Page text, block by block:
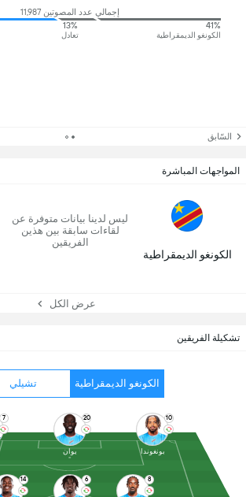
تشكيلة الفريقين
الكونغو الديمقراطية تشيلي
14 6 8
7 20
يوان
10
بونغوندا
إجمالي عدد المصوتين 11,987
41%
الكونغو الديمقراطية
13%
تعادل
السّابق
المواجهات المباشرة
الكونغو الديمقراطية
ليس لدينا بيانات متوفرة عن
لقاءات سابقة بين هذين
الفريقين
عرض الكل